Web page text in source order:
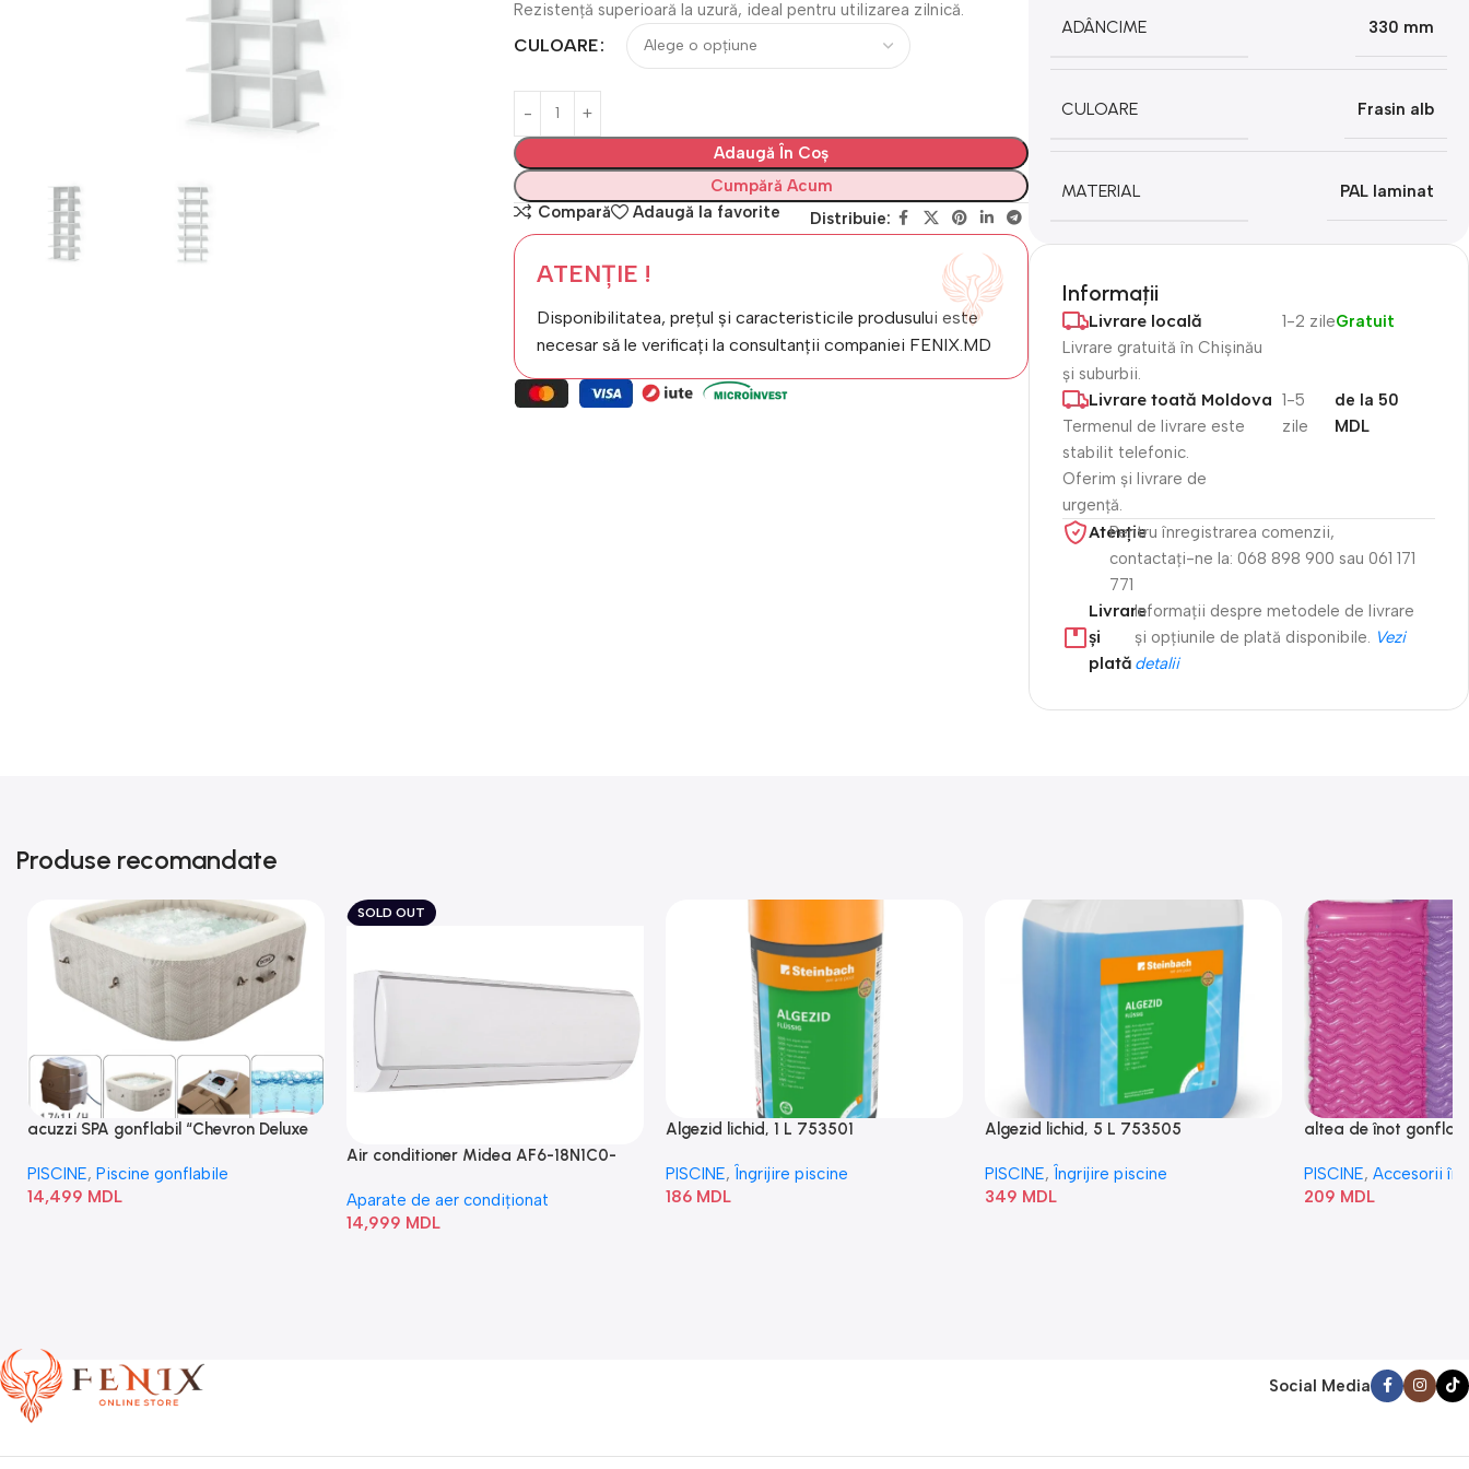
Rezistență superioară la uzură, ideal pentru utilizarea zilnică.
CULOARE
Adaugă În Coș
Cumpără Acum
Compară
Adaugă la favorite Distribuie:
ATENȚIE !
Disponibilitatea, prețul și caracteristicile produsului este
necesar să le verificați la consultanții companiei FENIX.MD
ADÂNCIME 330 mm
CULOARE Frasin alb
MATERIAL PAL laminat
Informații
Livrare locală
Livrare gratuită în Chișinău
și suburbii.
1-2 zileGratuit
Livrare toată Moldova
Termenul de livrare este
stabilit telefonic.
Oferim și livrare de
urgență.
1-5
zile
de la 50
MDL
Atenție​
Pentru înregistrarea comenzii,
contactați-ne la: 068 898 900 sau 061 171
771
Livrare
și
plată
Informații despre metodele de livrare
și opțiunile de plată disponibile.
Vezi
detalii
Produse recomandate
acuzzi SPA gonflabil “Chevron Deluxe
PISCINE, Piscine gonflabile
14,499 MDL
SOLD OUT
Air conditioner Midea AF6-18N1C0-
Aparate de aer condiționat
14,999 MDL
Algezid lichid, 1 L 753501
PISCINE, Îngrijire piscine
186 MDL
Algezid lichid, 5 L 753505
PISCINE, Îngrijire piscine
349 MDL
altea de înot
PISCINE, Accesorii
209 MDL
Social Media